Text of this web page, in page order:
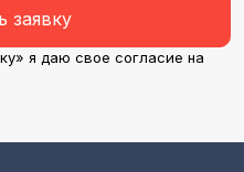
заявку
я даю свое согласие на